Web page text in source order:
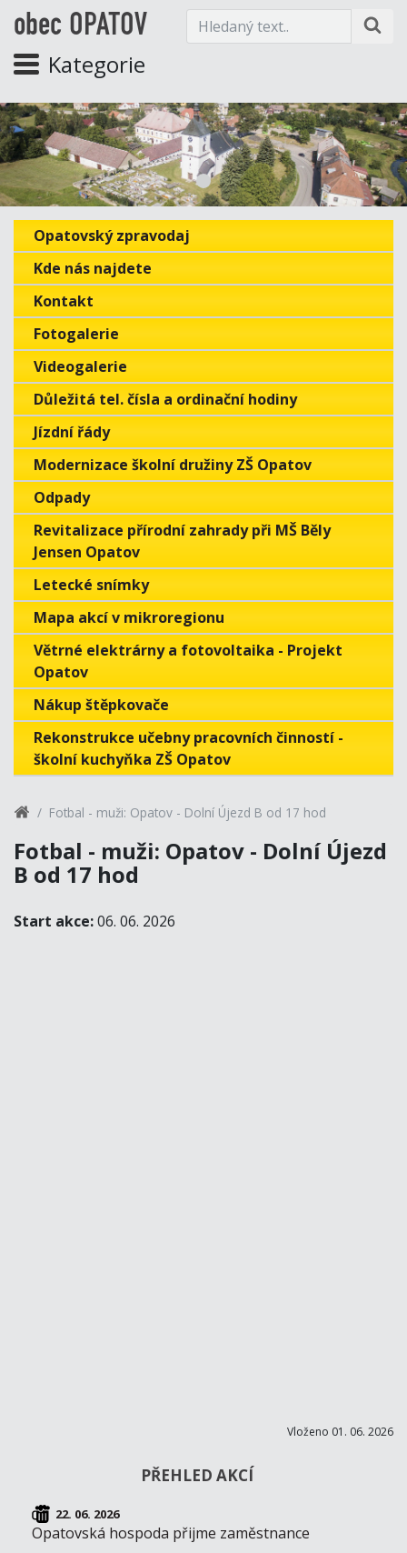
obec OPATOV
Kategorie
Opatovský zpravodaj
Kde nás najdete
Kontakt
Fotogalerie
Videogalerie
Důležitá tel. čísla a ordinační hodiny
Jízdní řády
Modernizace školní družiny ZŠ Opatov
Odpady
Revitalizace přírodní zahrady při MŠ Běly
Jensen Opatov
Letecké snímky
Mapa akcí v mikroregionu
Větrné elektrárny a fotovoltaika - Projekt
Opatov
Nákup štěpkovače
Rekonstrukce učebny pracovních činností -
školní kuchyňka ZŠ Opatov
Fotbal - muži: Opatov - Dolní Újezd B od 17 hod
Fotbal - muži: Opatov - Dolní Újezd
B od 17 hod
Start akce:06. 06. 2026
Vloženo 01. 06. 2026
PŘEHLED AKCÍ
22. 06. 2026
Opatovská hospoda přijme zaměstnance